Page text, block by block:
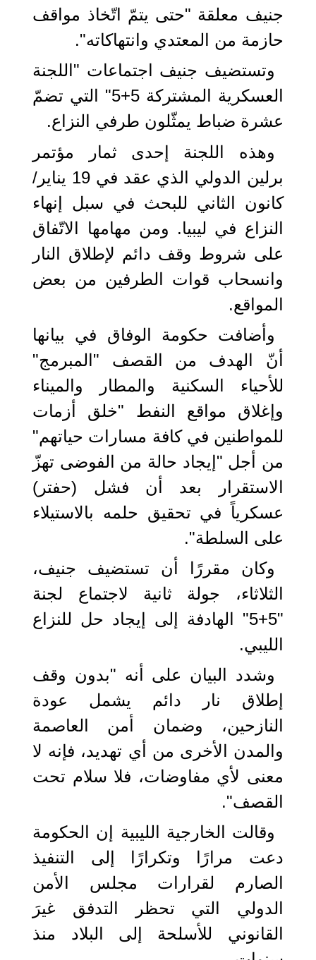
جنيف معلقة "حتى يتمّ اتّخاذ مواقف
حازمة من المعتدي وانتهاكاته".
وتستضيف جنيف اجتماعات "اللجنة
العسكرية المشتركة 5+5" التي تضمّ
عشرة ضباط يمثّلون طرفي النزاع.
وهذه اللجنة إحدى ثمار مؤتمر
برلين الدولي الذي عقد في 19 يناير/
كانون الثاني للبحث في سبل إنهاء
النزاع في ليبيا. ومن مهامها الاتّفاق
على شروط وقف دائم لإطلاق النار
وانسحاب قوات الطرفين من بعض
المواقع.
وأضافت حكومة الوفاق في بيانها
أنّ الهدف من القصف "المبرمج"
للأحياء السكنية والمطار والميناء
وإغلاق مواقع النفط "خلق أزمات
للمواطنين في كافة مسارات حياتهم"
من أجل "إيجاد حالة من الفوضى تهزّ
الاستقرار بعد أن فشل (حفتر)
عسكرياً في تحقيق حلمه بالاستيلاء
على السلطة".
وكان مقررًا أن تستضيف جنيف،
الثلاثاء، جولة ثانية لاجتماع لجنة
"5+5" الهادفة إلى إيجاد حل للنزاع
الليبي.
وشدد البيان على أنه "بدون وقف
إطلاق نار دائم يشمل عودة
النازحين، وضمان أمن العاصمة
والمدن الأخرى من أي تهديد، فإنه لا
معنى لأي مفاوضات، فلا سلام تحت
القصف".
وقالت الخارجية الليبية إن الحكومة
دعت مرارًا وتكرارًا إلى التنفيذ
الصارم لقرارات مجلس الأمن
الدولي التي تحظر التدفق غيرَ
القانوني للأسلحة إلى البلاد منذ